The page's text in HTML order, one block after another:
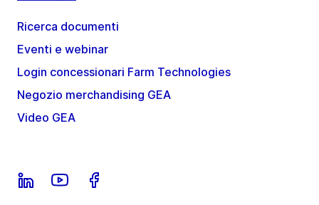
Ricerca documenti
Eventi e webinar
Login concessionari Farm Technologies
Negozio merchandising GEA
Video GEA